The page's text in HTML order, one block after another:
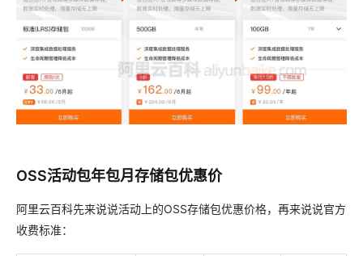
OSS活动包年包月存储包优惠价
阿里云百科先来说说活动上的OSS存储包优惠价格，再来说说官方
收费标准：